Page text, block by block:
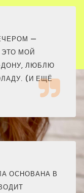
—
МОЙ
ДОНУ, ЛЮБЛЮ
(И ЕЩЁ
ОСНОВАНА В